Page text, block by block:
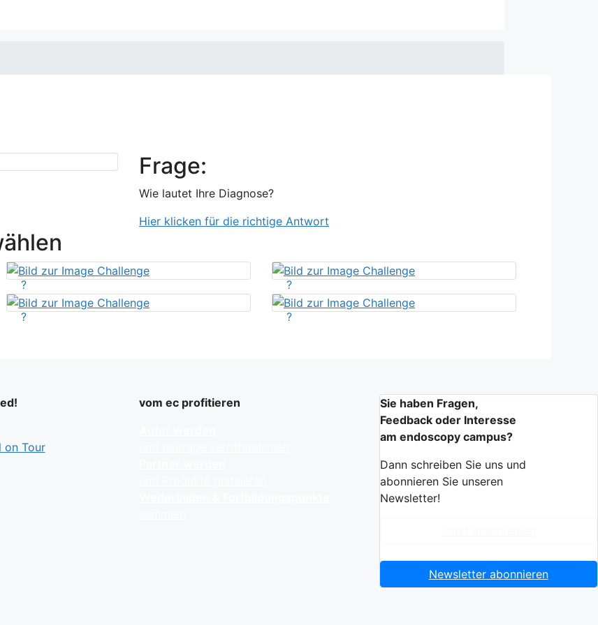
Frage:
Wie lautet Ihre Diagnose?
Hier klicken für die richtige Antwort
? ?
?
?
on Tour
vom ec profitieren
Sie haben Fragen,
Feedback oder Interesse
am endoscopy campus?
Dann schreiben Sie uns und
abonnieren Sie unseren
Newsletter!
Newsletter abonnieren